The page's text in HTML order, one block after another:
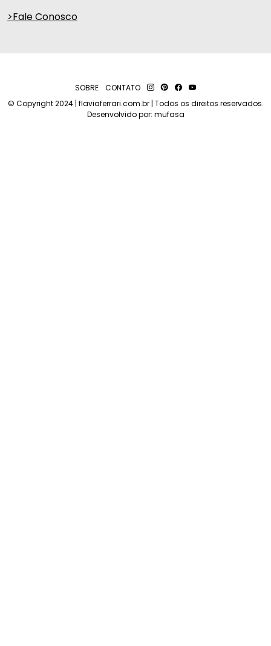
>Fale Conosco
SOBRE
CONTATO
© Copyright 2024 | flaviaferrari.com.br | Todos os direitos reservados.
Desenvolvido por: mufasa